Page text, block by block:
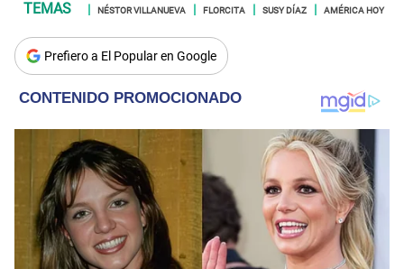
NÉSTOR VILLANUEVA FLORCITA SUSY DÍAZ AMÉRICA HOY
Prefiero a El Popular en Google